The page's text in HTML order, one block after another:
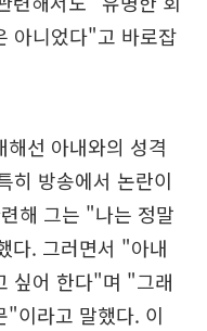
아니었다"고 바로잡
선 아내와의 성격
히 방송에서 논란이
해 그는 "나는 정말
다. 그러면서 "아내
싶어 한다"며 "그래
"이라고 말했다. 이